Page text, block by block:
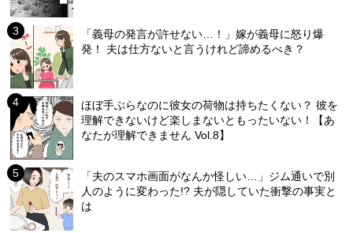
「義母の発言が許せない…！」嫁が義母に怒り爆
発！ 夫は仕方ないと言うけれど諦めるべき？
ほぼ手ぶらなのに彼女の荷物は持ちたくない？ 彼を
理解できないけど楽しまないともったいない！【あ
なたが理解できません Vol.8】
「夫のスマホ画面がなんか怪しい…」ジム通いで別
人のように変わった!? 夫が隠していた衝撃の事実と
は